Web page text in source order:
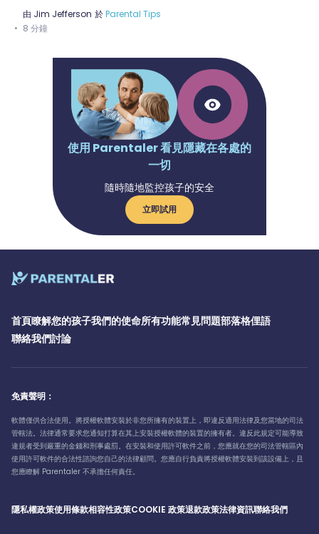
由 Jim Jefferson 於Parental Tips
8 分鐘
使用 Parentaler 看見隱藏在各處的
一切
隨時隨地監控孩子的安全
立即試用
首頁瞭解您的孩子我們的使命所有功能常見問題部落格俚語
聯絡我們討論
免責聲明：
軟體僅供合法使用。將授權軟體安裝於非您所擁有的裝置上，即違反適用法律及您當地的司法
管轄法。法律通常要求您通知打算在其上安裝授權軟體的裝置的擁有者。違反此規定可能導致
違規者受到嚴重的金錢和刑事處罰。在安裝和使用許可軟件之前，您應就在您的司法管轄區內
使用許可軟件的合法性諮詢您自己的法律顧問。您應自行負責將授權軟體安裝到該設備上，且
您應瞭解 Parentaler 不承擔任何責任。
隱私權政策使用條款相容性政策COOKIE 政策退款政策法律資訊聯絡我們